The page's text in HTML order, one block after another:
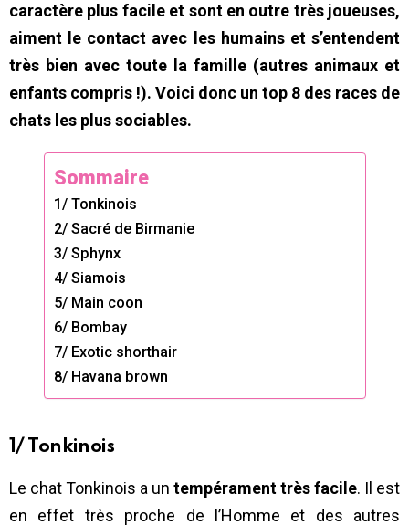
caractère plus facile et sont en outre très joueuses,
aiment le contact avec les humains et s’entendent
très bien avec toute la famille (autres animaux et
enfants compris !). Voici donc un top 8 des races de
chats les plus sociables.
Sommaire
1/ Tonkinois
2/ Sacré de Birmanie
3/ Sphynx
4/ Siamois
5/ Main coon
6/ Bombay
7/ Exotic shorthair
8/ Havana brown
1/ Tonkinois
Le chat Tonkinois a un tempérament très facile. Il est
en effet très proche de l’Homme et des autres